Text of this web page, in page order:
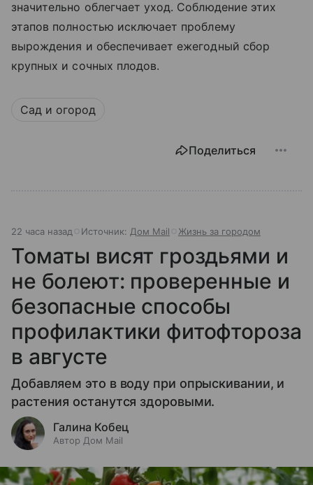
значительно облегчает уход. Соблюдение этих
этапов полностью исключает проблему
вырождения и обеспечивает ежегодный сбор
крупных и сочных плодов.
Сад и огород
Поделиться
22 часа назад Источник: Дом Mail Жизнь за городом
Томаты висят гроздьями и
не болеют: проверенные и
безопасные способы
профилактики фитофтороза
в августе
Добавляем это в воду при опрыскивании, и
растения останутся здоровыми.
Галина Кобец
Автор Дом Mail